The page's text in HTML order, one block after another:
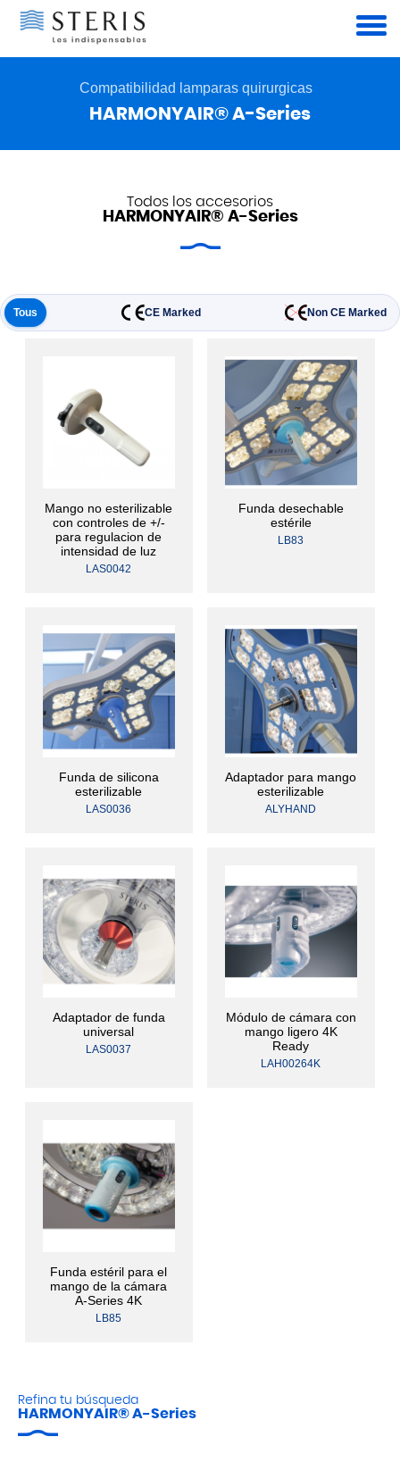
Compatibilidad lamparas quirurgicas
HARMONYAIR® A-Series
Todos los accesorios
HARMONYAIR® A-Series
Tous CE Marked Non CE Marked
Refina tu búsqueda
HARMONYAIR® A-Series
Mango no esterilizable
con controles de +/-
para regulacion de
intensidad de luz
LAS0042
Funda desechable
estérile
LB83
Funda de silicona
esterilizable
LAS0036
Adaptador para mango
esterilizable
ALYHAND
Adaptador de funda
universal
LAS0037
Módulo de cámara con
mango ligero 4K
Ready
LAH00264K
Funda estéril para el
mango de la cámara
A-Series 4K
LB85
Panel de gestión de cookies